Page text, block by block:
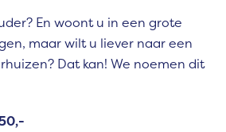
En woont u in een grote
maar wilt u liever naar een
Dat kan! We noemen dit